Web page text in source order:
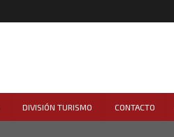
DIVISIÓN TURISMO CONTACTO